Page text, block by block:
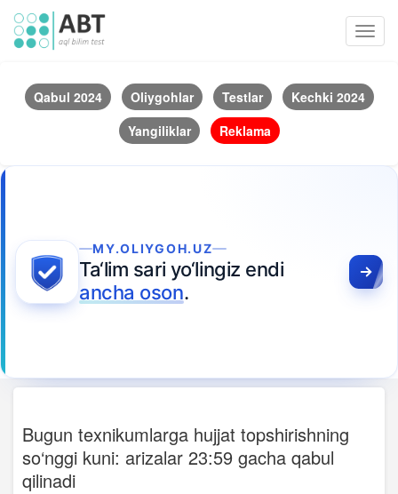
Qabul 2024 Oliygohlar Testlar
Kechki 2024
Yangiliklar
Reklama
MY.OLIYGOH.UZ
Ta‘lim sari yo‘lingiz endi
ancha oson.
Bugun texnikumlarga hujjat topshirishning
so‘nggi kuni: arizalar 23:59 gacha qabul
qilinadi